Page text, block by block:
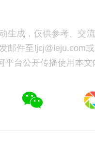
生成，仅供参考、交
邮件至ljcj@leju.com
台公开传播使用本文